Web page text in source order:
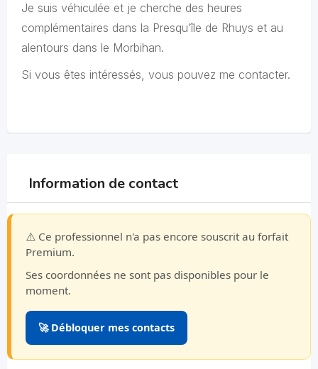
Je suis véhiculée et je cherche des heures
complémentaires dans la Presqu’île de Rhuys et au
alentours dans le Morbihan.
Si vous êtes intéressés, vous pouvez me contacter.
Information de contact
⚠️ Ce professionnel n'a pas encore souscrit au forfait
Premium.
Ses coordonnées ne sont pas disponibles pour le
moment.
🚀 Débloquer mes contacts